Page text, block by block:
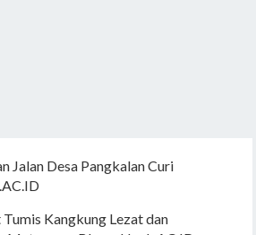
Jalan Desa Pangkalan Curi
Kangkung Lezat dan